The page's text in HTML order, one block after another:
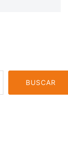
BUSCAR